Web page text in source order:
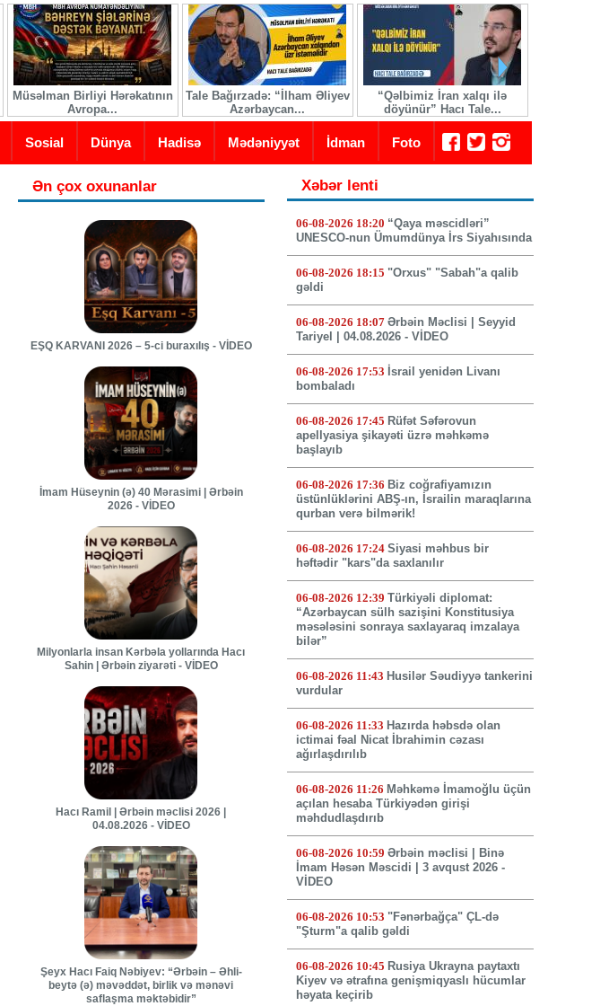
Müsəlman Birliyi Hərəkatının
Avropa...
Tale Bağırzadə: “İlham Əliyev
Azərbaycan...
“Qəlbimiz İran xalqı ilə
döyünür” Hacı Tale...
Sosial Dünya Hadisə Mədəniyyət İdman Foto
Ən çox oxunanlar
EŞQ KARVANI 2026 – 5-ci buraxılış - VİDEO
İmam Hüseynin (ə) 40 Mərasimi | Ərbəin
2026 - VİDEO
Milyonlarla insan Kərbəla yollarında Hacı
Sahin | Ərbəin ziyarəti - VİDEO
Hacı Ramil | Ərbəin məclisi 2026 |
04.08.2026 - VİDEO
Şeyx Hacı Faiq Nəbiyev: “Ərbəin – Əhli-
beytə (ə) məvəddət, birlik və mənəvi
saflaşma məktəbidir”
Xəbər lenti
06-08-2026 18:20 “Qaya məscidləri”
UNESCO-nun Ümumdünya İrs Siyahısında
06-08-2026 18:15 "Orxus" "Sabah"a qalib
gəldi
06-08-2026 18:07 Ərbəin Məclisi | Seyyid
Tariyel | 04.08.2026 - VİDEO
06-08-2026 17:53 İsrail yenidən Livanı
bombaladı
06-08-2026 17:45 Rüfət Səfərovun
apellyasiya şikayəti üzrə məhkəmə
başlayıb
06-08-2026 17:36 Biz coğrafiyamızın
üstünlüklərini ABŞ-ın, İsrailin maraqlarına
qurban verə bilmərik!
06-08-2026 17:24 Siyasi məhbus bir
həftədir "kars"da saxlanılır
06-08-2026 12:39 Türkiyəli diplomat:
“Azərbaycan sülh sazişini Konstitusiya
məsələsini sonraya saxlayaraq imzalaya
bilər”
06-08-2026 11:43 Husilər Səudiyyə tankerini
vurdular
06-08-2026 11:33 Hazırda həbsdə olan
ictimai fəal Nicat İbrahimin cəzası
ağırlaşdırılıb
06-08-2026 11:26 Məhkəmə İmamoğlu üçün
açılan hesaba Türkiyədən girişi
məhdudlaşdırıb
06-08-2026 10:59 Ərbəin məclisi | Binə
İmam Həsən Məscidi | 3 avqust 2026 -
VİDEO
06-08-2026 10:53 "Fənərbağça" ÇL-də
"Şturm"a qalib gəldi
06-08-2026 10:45 Rusiya Ukrayna paytaxtı
Kiyev və ətrafına genişmiqyaslı hücumlar
həyata keçirib